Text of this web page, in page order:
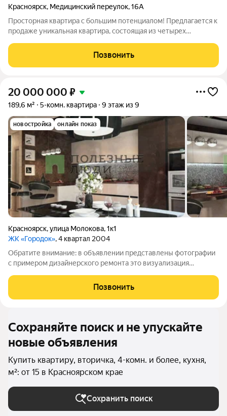
Красноярск, Медицинский переулок,16А
Просторная квартира с большим потенциалом! Предлагается к
продаже уникальная квартира, состоящая из четырех
были комнаты общежития, которые были грамотно
объединены в единое жилое пространство,
Позвонить
20 000 000 ₽
189,6 м² 5-комн. квартира 9 этаж из 9
новостройка онлайн показ
Красноярск,улица Молокова,1к1
ЖК «Городок», 4 квартал 2004
Обратите внимание: в объявлении представлены фотографии
с примером дизайнерского ремонта это визуализация
квартире выполнен ремонт от застройщика. Продаётся
уникальная двухуровневая квартира в
Позвонить
Сохраняйте поиск и не упускайте
новые объявления
Купить квартиру, вторичка, 4-комн. и более, кухня,
м²: от 15 в Красноярском крае
Сохранить поиск